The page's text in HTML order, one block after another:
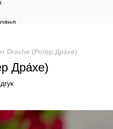
Drache (Ротер Дра́хе)
Дра́хе)